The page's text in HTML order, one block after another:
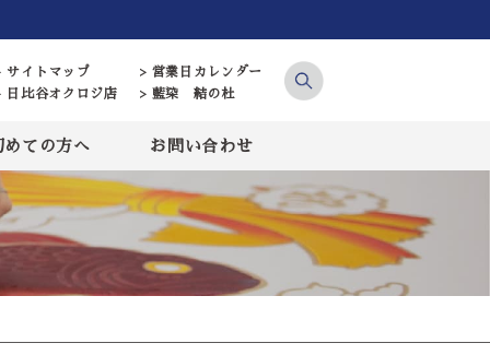
サイトマップ
> 営業日カレンダー
日比谷オクロジ店
> 藍染 結の杜
めての方へ お問い合わせ